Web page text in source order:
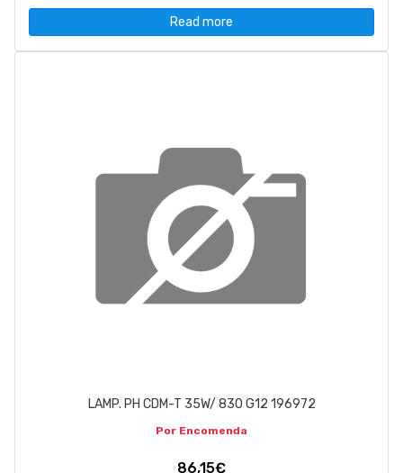
Read more
LAMP. PH CDM-T 35W/ 830 G12 196972
Por Encomenda
86,15€